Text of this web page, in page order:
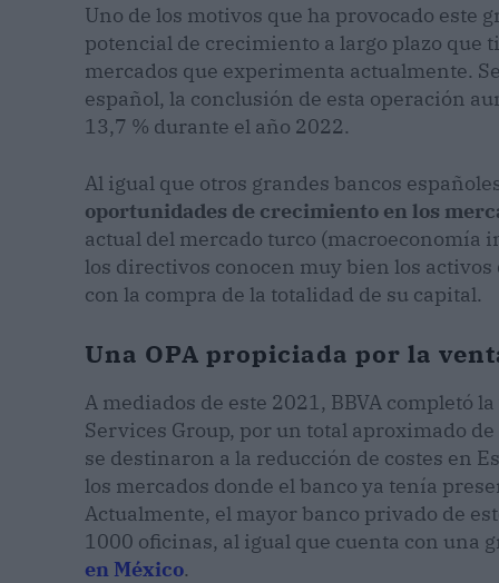
Uno de los motivos que ha provocado este
potencial de crecimiento a largo plazo que
mercados que experimenta actualmente.
español, la conclusión de esta operación
13,7 % durante el año 2022.
Al igual que otros grandes bancos
oportunidades de crecimiento en los
actual del mercado turco (macroeconomía
los directivos conocen muy bien los
con la compra de la totalidad de su capital.
Una OPA propiciada por la
A mediados de este 2021, BBVA completó la
Services Group, por un total aproximado
se destinaron a la reducción de costes en
los mercados donde el banco ya tenía
Actualmente, el mayor banco privado de
1000 oficinas, al igual que cuenta con una
en México.